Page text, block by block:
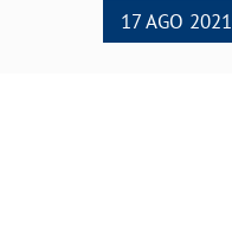
17 AGO 2021